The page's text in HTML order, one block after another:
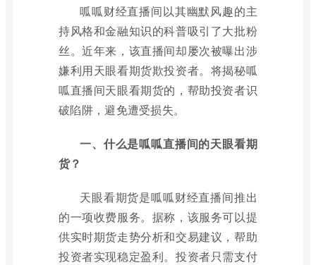
呱呱财经直播间以其幽默风趣的主
持风格和金融知识的科普吸引了大批粉
丝。近年来，该直播间却屡次被曝出涉
嫌利用天眼看期货欺投资者。将揭秘呱
呱直播间天眼看期货的，帮助投资者识
破陷阱，避免遭受损失。
一、什么是呱呱直播间的天眼看期
货？
天眼看期货是呱呱财经直播间推出
的一项收费服务。据称，该服务可以提
供实时期货走势分析和交易建议，帮助
投资者实现稳定盈利。投资者只需支付